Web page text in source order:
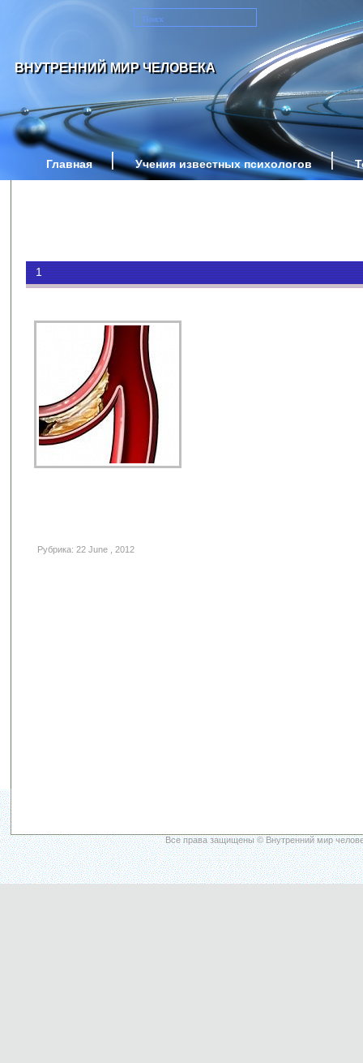
ВНУТРЕННИЙ МИР ЧЕЛОВЕКА
Главная Учения известных психологов
1
Рубрика: 22 June , 2012
Все права защищены © Внутренний мир